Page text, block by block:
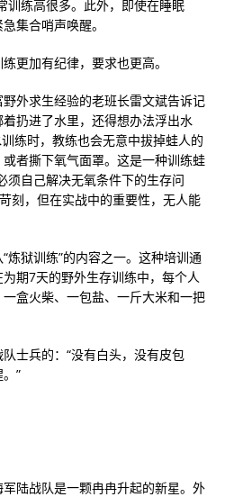
训练高很多。此外，即使在睡眠
集合哨声唤醒。
更加有纪律，要求也更高。
外求生经验的老班长雷文斌告诉记
扔进了水里，还得想办法浮出水
练时，教练也会无意中拔掉蛙人的
者撕下氧气面罩。这是一种训练蛙
须自己解决无氧条件下的生存问
刻，但在实战中的重要性，无人能
炼狱训练”的内容之一。这种培训通
期7天的野外生存训练中，每个人
盒火柴、一包盐、一斤大米和一把
士兵的：“没有白头，没有皮包
”
陆战队是一颗冉冉升起的新星。外